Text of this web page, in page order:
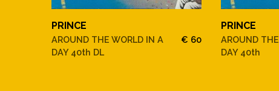
PRINCE
AROUND THE WORLD IN A
DAY 40th DL
€ 60
PRINCE
AROUND
DAY 40th